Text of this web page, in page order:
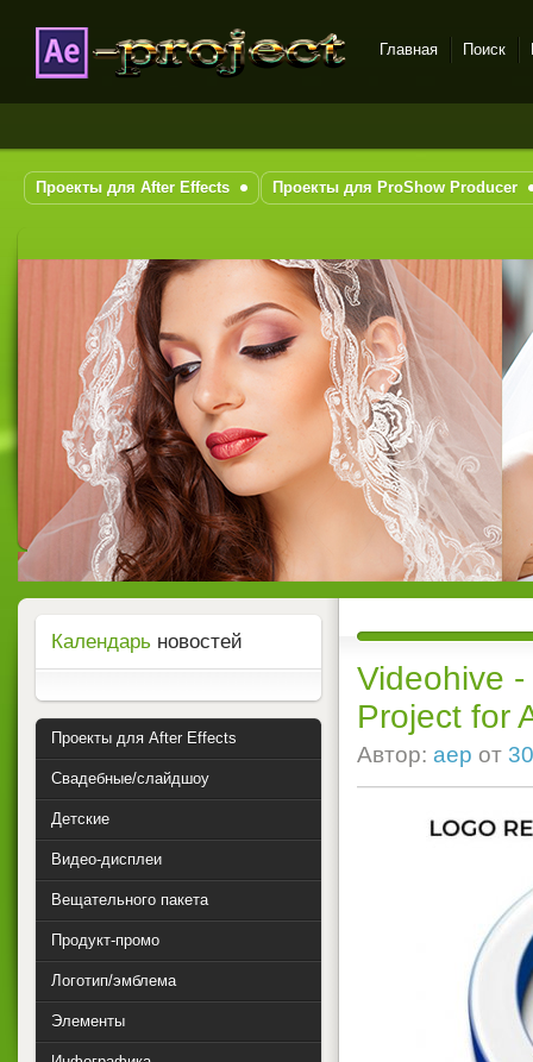
Главная Поиск
Проекты для After Effects Проекты для ProShow Producer
Videohive
Project for
Автор: aep от
Календарь новостей
Проекты для After Effects
Свадебные/слайдшоу
Детские
Видео-дисплеи
Вещательного пакета
Продукт-промо
Логотип/эмблема
Элементы